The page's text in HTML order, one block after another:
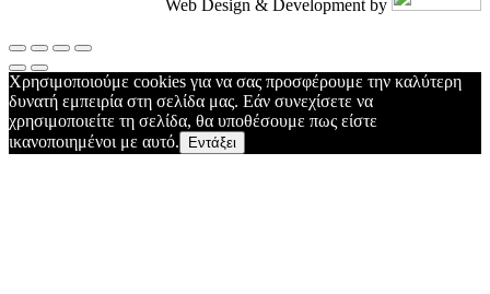
Web Design & Development by
Χρησιμοποιούμε cookies για να σας προσφέρουμε την καλύτερη
δυνατή εμπειρία στη σελίδα μας. Εάν συνεχίσετε να
χρησιμοποιείτε τη σελίδα, θα υποθέσουμε πως είστε
ικανοποιημένοι με αυτό.
Εντάξει